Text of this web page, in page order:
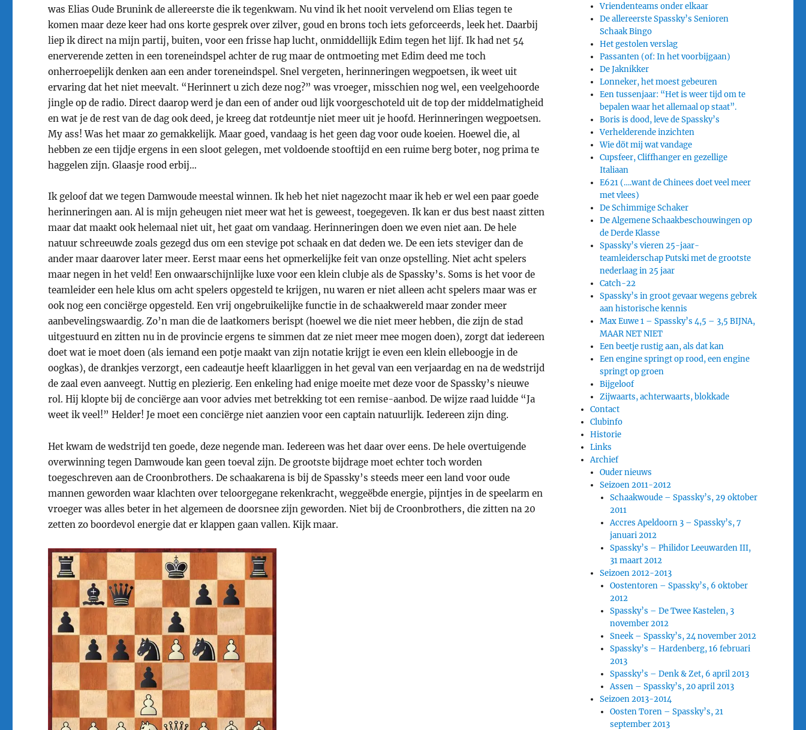
was Elias Oude Brunink de allereerste die ik tegenkwam. Nu vind ik het nooit vervelend om Elias tegen te
komen maar deze keer had ons korte gesprek over zilver, goud en brons toch iets geforceerds, leek het. Daarbij
liep ik direct na mijn partij, buiten, voor een frisse hap lucht, onmiddellijk Edim tegen het lijf. Ik had net 54
enerverende zetten in een toreneindspel achter de rug maar de ontmoeting met Edim deed me toch
onherroepelijk denken aan een ander toreneindspel. Snel vergeten, herinneringen wegpoetsen, ik weet uit
ervaring dat het niet meevalt. “Herinnert u zich deze nog?” was vroeger, misschien nog wel, een veelgehoorde
jingle op de radio. Direct daarop werd je dan een of ander oud lijk voorgeschoteld uit de top der middelmatigheid
en wat je de rest van de dag ook deed, je kreeg dat rotdeuntje niet meer uit je hoofd. Herinneringen wegpoetsen.
My ass! Was het maar zo gemakkelijk. Maar goed, vandaag is het geen dag voor oude koeien. Hoewel die, al
hebben ze een tijdje ergens in een sloot gelegen, met voldoende stooftijd en een ruime berg boter, nog prima te
haggelen zijn. Glaasje rood erbij…
Ik geloof dat we tegen Damwoude meestal winnen. Ik heb het niet nagezocht maar ik heb er wel een paar goede
herinneringen aan. Al is mijn geheugen niet meer wat het is geweest, toegegeven. Ik kan er dus best naast zitten
maar dat maakt ook helemaal niet uit, het gaat om vandaag. Herinneringen doen we even niet aan. De hele
natuur schreeuwde zoals gezegd dus om een stevige pot schaak en dat deden we. De een iets steviger dan de
ander maar daarover later meer. Eerst maar eens het opmerkelijke feit van onze opstelling. Niet acht spelers
maar negen in het veld! Een onwaarschijnlijke luxe voor een klein clubje als de Spassky’s. Soms is het voor de
teamleider een hele klus om acht spelers opgesteld te krijgen, nu waren er niet alleen acht spelers maar was er
ook nog een conciërge opgesteld. Een vrij ongebruikelijke functie in de schaakwereld maar zonder meer
aanbevelingswaardig. Zo’n man die de laatkomers berispt (hoewel we die niet meer hebben, die zijn de stad
uitgestuurd en zitten nu in de provincie ergens te simmen dat ze niet meer mee mogen doen), zorgt dat iedereen
doet wat ie moet doen (als iemand een potje maakt van zijn notatie krijgt ie even een klein elleboogje in de
oogkas), de drankjes verzorgt, een cadeautje heeft klaarliggen in het geval van een verjaardag en na de wedstrijd
de zaal even aanveegt. Nuttig en plezierig. Een enkeling had enige moeite met deze voor de Spassky’s nieuwe
rol. Hij klopte bij de conciërge aan voor advies met betrekking tot een remise-aanbod. De wijze raad luidde “Ja
weet ik veel!” Helder! Je moet een conciërge niet aanzien voor een captain natuurlijk. Iedereen zijn ding.
Het kwam de wedstrijd ten goede, deze negende man. Iedereen was het daar over eens. De hele overtuigende
overwinning tegen Damwoude kan geen toeval zijn. De grootste bijdrage moet echter toch worden
toegeschreven aan de Croonbrothers. De schaakarena is bij de Spassky’s steeds meer een land voor oude
mannen geworden waar klachten over teloorgegane rekenkracht, weggeëbde energie, pijntjes in de speelarm en
vroeger was alles beter in het algemeen de doorsnee zijn geworden. Niet bij de Croonbrothers, die zitten na 20
zetten zo boordevol energie dat er klappen gaan vallen. Kijk maar.
Vriendenteams onder elkaar
De allereerste Spassky’s Senioren
Schaak Bingo
Het gestolen verslag
Passanten (of: In het voorbijgaan)
De Jaknikker
Lonneker, het moest gebeuren
Een tussenjaar: “Het is weer tijd om te
bepalen waar het allemaal op staat”.
Boris is dood, leve de Spassky’s
Verhelderende inzichten
Wie döt mij wat vandage
Cupsfeer, Cliffhanger en gezellige
Italiaan
E621 (….want de Chinees doet veel meer
met vlees)
De Schimmige Schaker
De Algemene Schaakbeschouwingen op
de Derde Klasse
Spassky’s vieren 25-jaar-
teamleiderschap Putski met de grootste
nederlaag in 25 jaar
Catch-22
Spassky’s in groot gevaar wegens gebrek
aan historische kennis
Max Euwe 1 – Spassky’s 4,5 – 3,5 BIJNA,
MAAR NET NIET
Een beetje rustig aan, als dat kan
Een engine springt op rood, een engine
springt op groen
Bijgeloof
Zijwaarts, achterwaarts, blokkade
Contact
Clubinfo
Historie
Links
Archief
Ouder nieuws
Seizoen 2011-2012
Schaakwoude – Spassky’s, 29 oktober
2011
Accres Apeldoorn 3 – Spassky’s, 7
januari 2012
Spassky’s – Philidor Leeuwarden III,
31 maart 2012
Seizoen 2012-2013
Oostentoren – Spassky’s, 6 oktober
2012
Spassky’s – De Twee Kastelen, 3
november 2012
Sneek – Spassky’s, 24 november 2012
Spassky’s – Hardenberg, 16 februari
2013
Spassky’s – Denk & Zet, 6 april 2013
Assen – Spassky’s, 20 april 2013
Seizoen 2013-2014
Oosten Toren – Spassky’s, 21
september 2013